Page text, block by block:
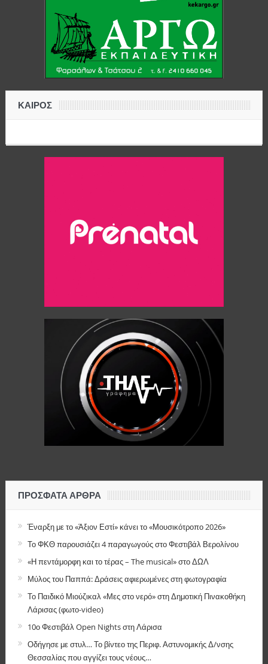
ΚΑΙΡΟΣ
ΠΡΌΣΦΑΤΑ ΆΡΘΡΑ
Έναρξη με το «Άξιον Εστί» κάνει το «Μουσικότροπο 2026»
Το ΦΚΘ παρουσιάζει 4 παραγωγούς στο Φεστιβάλ Βερολίνου
«Η πεντάμορφη και το τέρας – The musical» στο ΔΩΛ
Μύλος του Παππά: Δράσεις αφιερωμένες στη φωτογραφία
Το Παιδικό Μιούζικαλ «Μες στο νερό» στη Δημοτική Πινακοθήκη
Λάρισας (φωτο-video)
10ο Φεστιβάλ Open Nights στη Λάρισα
Οδήγησε με στυλ… Το βίντεο της Περιφ. Αστυνομικής Δ/νσης
Θεσσαλίας που αγγίζει τους νέους…